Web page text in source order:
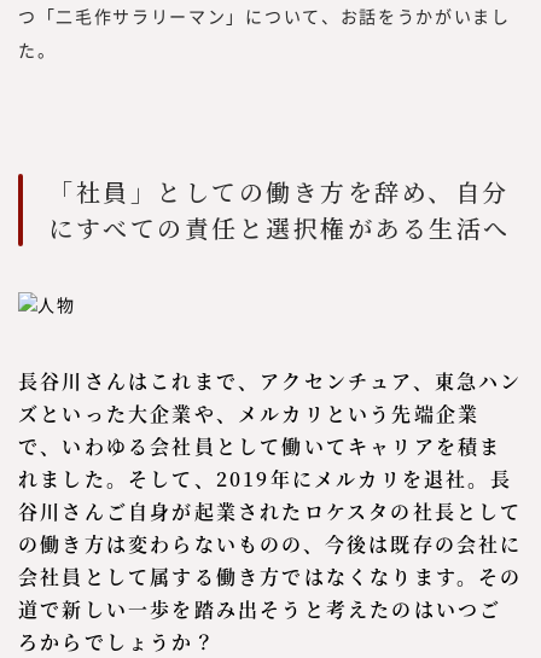
現在、みらいワークスに登録いただいている
プロフェッショナル人材は8万名を越えまし
ロフェッショナル人材の採用・活用を見てき
た知見をもって、フラットな目線で「本当に
必要とされる情報」を提供していきたいと思
「本当に必要とされる情報」を提供するため
はなく、読者の目線で調査・研究をした情報
を提供する必要があります。
読者は、新しい働き方を実践したり、新規事
業、人的資本経営／リスキリング、サステナ
ビリティ等、かつてないものを創る「挑戦
者」です。
つまり、読者の目線で活動するには、みらい
ワークス総合研究所に携わる編集者、記者、
執筆者、われわれ自身も「挑戦者」である必
要があります。われわれ自身も「挑戦者」で
つ「二毛作サラリーマン」について、お話をうかがいまし
た。
「社員」としての働き方を辞め、自分
にすべての責任と選択権がある生活へ
長谷川さんはこれまで、アクセンチュア、東急ハン
ズといった大企業や、メルカリという先端企業
で、いわゆる会社員として働いてキャリアを積ま
れました。そして、2019年にメルカリを退社。長
谷川さんご自身が起業されたロケスタの社長として
の働き方は変わらないものの、今後は既存の会社に
会社員として属する働き方ではなくなります。その
道で新しい一歩を踏み出そうと考えたのはいつご
ろからでしょうか？